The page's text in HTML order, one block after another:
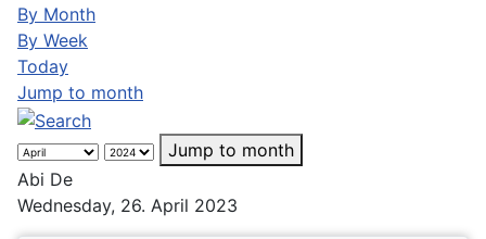
By Month
By Week
Today
Jump to month
Jump to month
Abi De
Wednesday, 26. April 2023